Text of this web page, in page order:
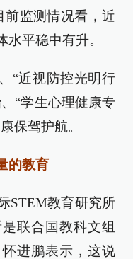
前监测情况看，近
水平稳中有升。
“近视防控光明行
“学生心理健康专
保驾护航。
的教育
STEM教育研究所
联合国教科文组
进鹏表示，这说